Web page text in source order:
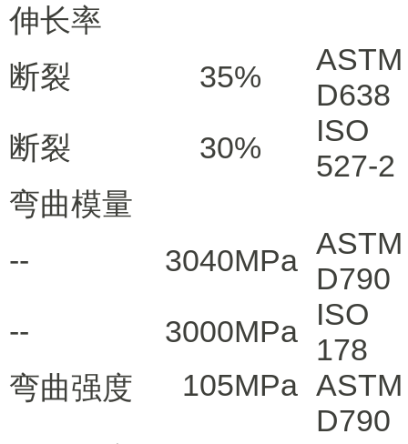
伸长率
断裂
35%
ASTM
D638
断裂
30%
ISO
527-2
弯曲模量
--
3040MPa ASTM
D790
--
3000MPa
ISO
178
弯曲强度
105MPa ASTM
D790